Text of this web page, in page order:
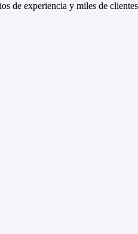
de experiencia y miles de clientes